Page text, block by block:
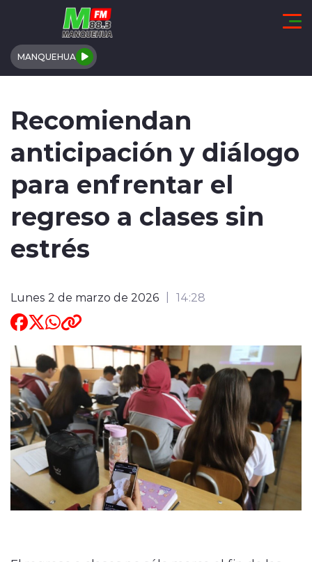
Click acá para ir directamente al contenido
MANQUEHUA
REGIONALES
TENDENCIAS
INTERNACIONAL
modo claro
Recomiendan
anticipación y diálogo
para enfrentar el
regreso a clases sin
estrés
Lunes 2 de marzo de 2026 14:28